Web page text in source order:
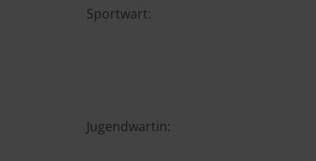
Sportwart:
Jugendwartin: